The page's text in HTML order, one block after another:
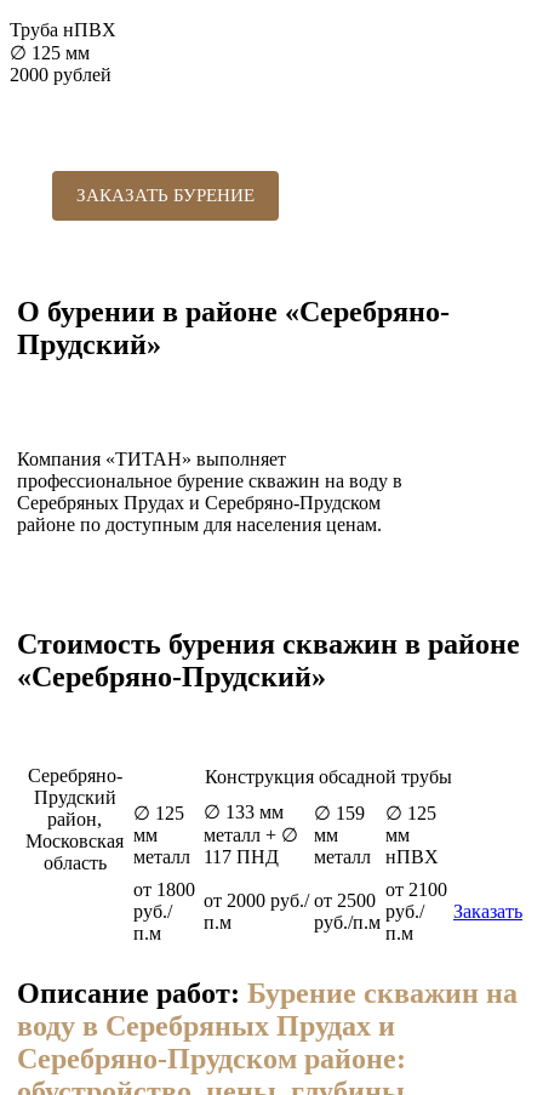
Труба нПВХ
∅ 125 мм
2000 рублей
ЗАКАЗАТЬ БУРЕНИЕ
О бурении в районе «Серебряно-
Прудский»
Компания «ТИТАН» выполняет
профессиональное бурение скважин на воду в
Серебряных Прудах и Серебряно-Прудском
районе по доступным для населения ценам.
Стоимость бурения скважин в районе
«Серебряно-Прудский»
Серебряно-
Прудский
район,
Московская
область
Конструкция обсадной трубы
∅ 125
мм
металл
∅ 133 мм
металл + ∅
117 ПНД
∅ 159
мм
металл
∅ 125
мм
нПВХ
от 1800
руб./
п.м
от 2000 руб./
п.м
от 2500
руб./п.м
от 2100
руб./
п.м
Заказать
Описание работ: Бурение скважин на
воду в Серебряных Прудах и
Серебряно-Прудском районе: